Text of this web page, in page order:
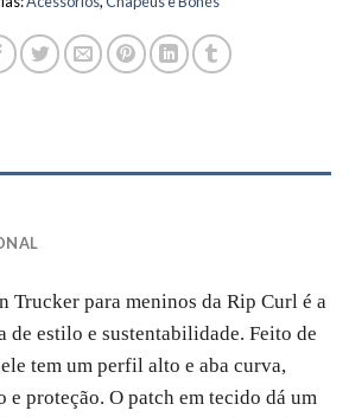
Trucker para meninos da Rip Curl é a
de estilo e sustentabilidade. Feito de
tem um perfil alto e aba curva,
proteção. O patch em tecido dá um